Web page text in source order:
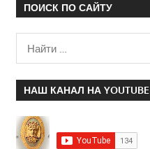
ПОИСК ПО САЙТУ
НАШ КАНАЛ НА YOUTUBE